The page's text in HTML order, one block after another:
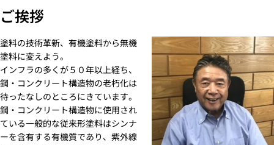
ご挨拶
塗料の技術革新、有機塗料から無機
塗料に変えよう。
インフラの多くが５０年以上経ち、
鋼・コンクリート構造物の老朽化は
待ったなしのところにきています。
鋼・コンクリート構造物に使用され
ている一般的な従来形塗料はシンナ
ーを含有する有機質であり、紫外線